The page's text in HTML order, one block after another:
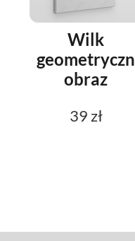
Wilk
geometryczny
obraz
39 zł